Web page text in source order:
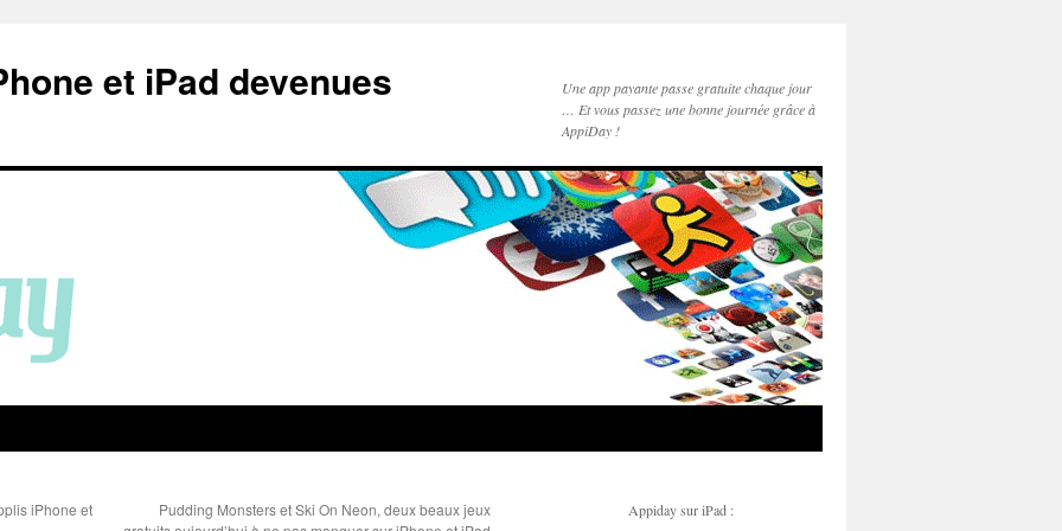
et iPad devenues
Une app payante passe gratuite chaque jour
… Et vous passez une bonne journée grâce à
AppiDay !
iPhone et
Pudding Monsters et Ski On Neon, deux beaux jeux
Appiday sur iPad :